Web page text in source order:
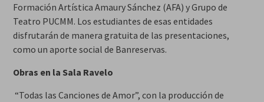
Formación Artística Amaury Sánchez (AFA) y Grupo de
Teatro PUCMM. Los estudiantes de esas entidades
disfrutarán de manera gratuita de las presentaciones,
como un aporte social de Banreservas.
Obras en la Sala Ravelo
“Todas las Canciones de Amor”, con la producción de